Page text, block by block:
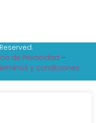
de Privacidad –
y condiciones